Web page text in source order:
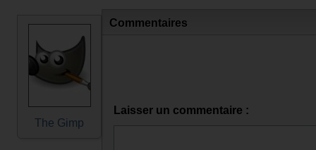
The Gimp
Commentaires
Laisser un commentaire :